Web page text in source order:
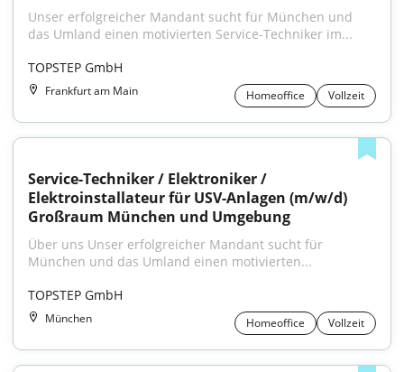
Unser erfolgreicher Mandant sucht für München und
das Umland einen motivierten Service-Techniker im...
TOPSTEP GmbH
Frankfurt am Main Homeoffice Vollzeit
Service-Techniker / Elektroniker /
Elektroinstallateur für USV-Anlagen (m/w/d)
Großraum München und Umgebung
Über uns Unser erfolgreicher Mandant sucht für
München und das Umland einen motivierten...
TOPSTEP GmbH
München Homeoffice Vollzeit